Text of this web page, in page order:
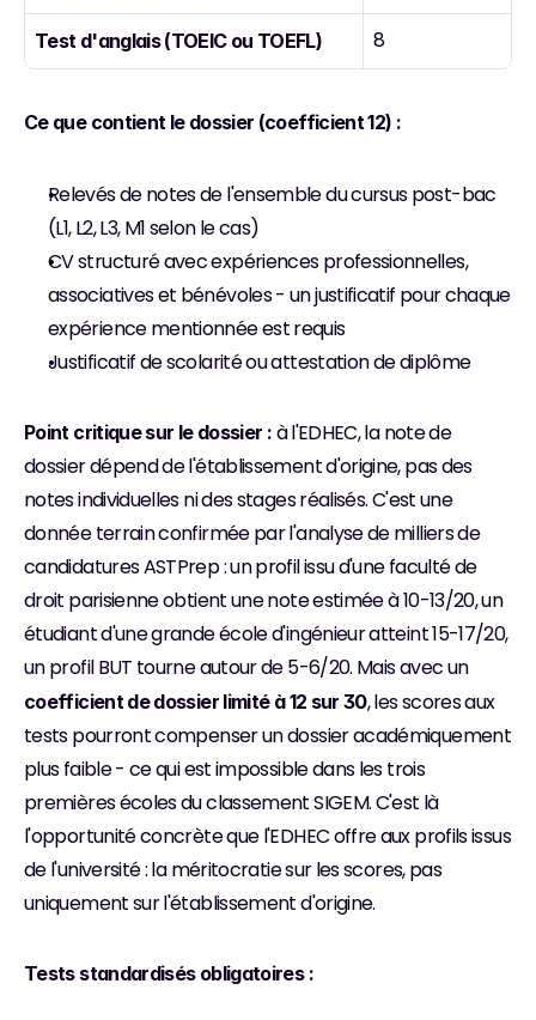
Test d'anglais (TOEIC ou TOEFL) 8
Ce que contient le dossier (coefficient 12) :
Relevés de notes de l'ensemble du cursus post-bac
(L1, L2, L3, M1 selon le cas)
CV structuré avec expériences professionnelles,
associatives et bénévoles - un justificatif pour chaque
expérience mentionnée est requis
Justificatif de scolarité ou attestation de diplôme
Point critique sur le dossier : à l'EDHEC, la note de
dossier dépend de l'établissement d'origine, pas des
notes individuelles ni des stages réalisés. C'est une
donnée terrain confirmée par l'analyse de milliers de
candidatures ASTPrep : un profil issu d'une faculté de
droit parisienne obtient une note estimée à 10-13/20, un
étudiant d'une grande école d'ingénieur atteint 15-17/20,
un profil BUT tourne autour de 5-6/20. Mais avec un
coefficient de dossier limité à 12 sur 30, les scores aux
tests pourront compenser un dossier académiquement
plus faible - ce qui est impossible dans les trois
premières écoles du classement SIGEM. C'est là
l'opportunité concrète que l'EDHEC offre aux profils issus
de l'université : la méritocratie sur les scores, pas
uniquement sur l'établissement d'origine.
Tests standardisés obligatoires :